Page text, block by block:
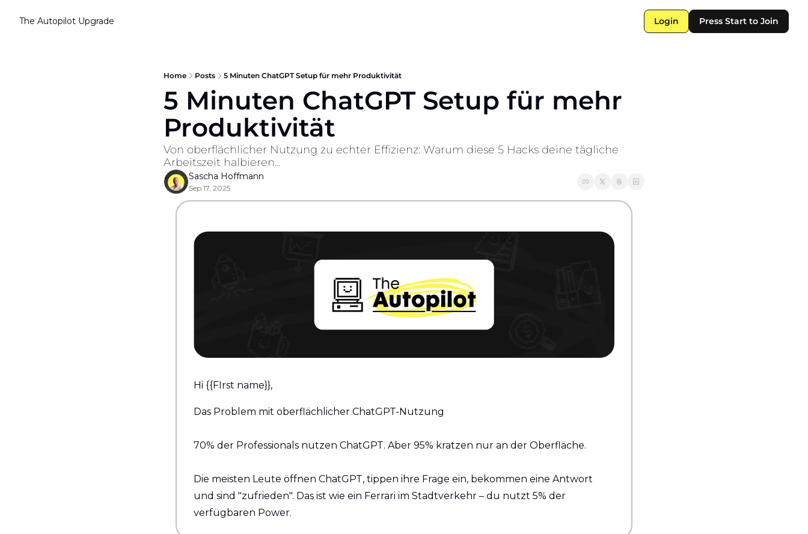
The Autopilot Upgrade Login Press Start to Join
Home Posts 5 Minuten ChatGPT Setup für mehr Produktivität
5 Minuten ChatGPT Setup für mehr
Produktivität
Von oberflächlicher Nutzung zu echter Effizienz: Warum diese 5 Hacks deine tägliche
Arbeitszeit halbieren...
Sascha Hoffmann
Sep 17, 2025
Hi {{FIrst name}},
Das Problem mit oberflächlicher ChatGPT-Nutzung
70% der Professionals nutzen ChatGPT. Aber 95% kratzen nur an der Oberfläche.
Die meisten Leute öffnen ChatGPT, tippen ihre Frage ein, bekommen eine Antwort
und sind "zufrieden". Das ist wie ein Ferrari im Stadtverkehr – du nutzt 5% der
verfügbaren Power.